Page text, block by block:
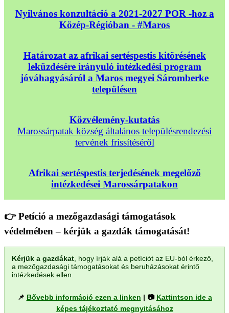
Nyilvános konzultáció a 2021-2027 POR -hoz a
Közép-Régióban - #Maros
Határozat az afrikai sertéspestis kitörésének
leküzdésére irányuló intézkedési program
jóváhagyásáról a Maros megyei Sáromberke
településen
Közvélemény-kutatás
Marossárpatak község általános településrendezési
tervének frissítéséről
Afrikai sertéspestis terjedésének megelőző
intézkedései Marossárpatakon
👉 Petíció a mezőgazdasági támogatások
védelmében – kérjük a gazdák támogatását!
Kérjük a gazdákat , hogy írják alá a petíciót az EU-ból érkező,
a mezőgazdasági támogatásokat és beruházásokat érintő
intézkedések ellen.
📌 Bővebb információ ezen a linken | 📷 Kattintson ide a
képes tájékoztató megnyitásához